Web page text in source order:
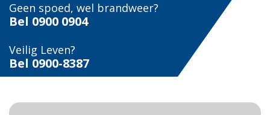
Geen spoed, wel brandweer?
Bel 0900 0904
Veilig Leven?
Bel 0900-8387